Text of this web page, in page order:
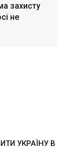
захисту
не
УКРАЇНУ В